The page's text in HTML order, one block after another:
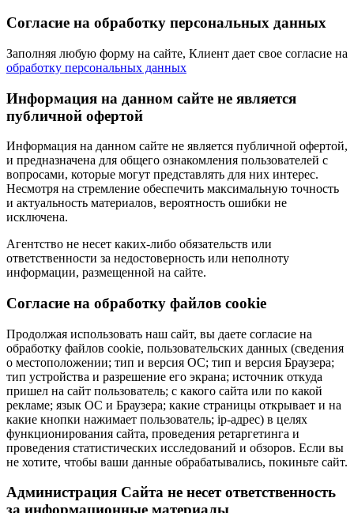
Согласие на обработку персональных данных
Заполняя любую форму на сайте, Клиент дает свое согласие на
обработку персональных данных
Информация на данном сайте не является
публичной офертой
Информация на данном сайте не является публичной офертой,
и предназначена для общего ознакомления пользователей с
вопросами, которые могут представлять для них интерес.
Несмотря на стремление обеспечить максимальную точность
и актуальность материалов, вероятность ошибки не
исключена.
Агентство не несет каких-либо обязательств или
ответственности за недостоверность или неполноту
информации, размещенной на сайте.
Cогласие на обработку файлов cookie
Продолжая использовать наш сайт, вы даете согласие на
обработку файлов cookie, пользовательских данных (сведения
о местоположении; тип и версия ОС; тип и версия Браузера;
тип устройства и разрешение его экрана; источник откуда
пришел на сайт пользователь; с какого сайта или по какой
рекламе; язык ОС и Браузера; какие страницы открывает и на
какие кнопки нажимает пользователь; ip-адрес) в целях
функционирования сайта, проведения ретаргетинга и
проведения статистических исследований и обзоров. Если вы
не хотите, чтобы ваши данные обрабатывались, покиньте сайт.
Администрация Сайта не несет ответственность